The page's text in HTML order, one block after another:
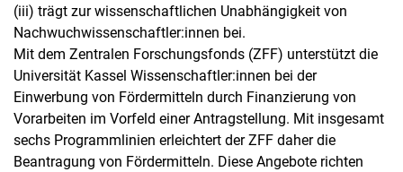
(iii) trägt zur wissenschaftlichen Unabhängigkeit von
Nachwuchwissenschaftler:innen bei.
Mit dem Zentralen Forschungsfonds (ZFF) unterstützt die
Universität Kassel Wissenschaftler:innen bei der
Einwerbung von Fördermitteln durch Finanzierung von
Vorarbeiten im Vorfeld einer Antragstellung. Mit insgesamt
sechs Programmlinien erleichtert der ZFF daher die
Beantragung von Fördermitteln. Diese Angebote richten